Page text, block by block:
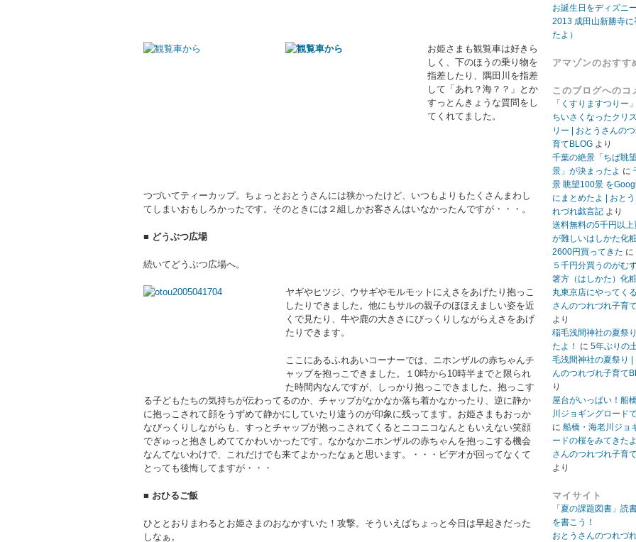
お姫さまも観覧車は好きら
しく、下のほうの乗り物を
指差したり、隅田川を指差
して「あれ？海？？」とか
すっとんきょうな質問をし
てくれてました。
つづいてティーカップ。ちょっとおとうさんには狭かったけど、いつもよりもたくさんまわし
てしまいおもしろかったです。そのときには２組しかお客さんはいなかったんですが・・・。
■ どうぶつ広場
続いてどうぶつ広場へ。
ヤギやヒツジ、ウサギやモルモットにえさをあげたり抱っこ
したりできました。他にもサルの親子のほほえましい姿を近
くで見たり、牛や鹿の大きさにびっくりしながらえさをあげ
たりできます。
ここにあるふれあいコーナーでは、ニホンザルの赤ちゃんチ
ャップを抱っこできました。１0時から10時半までと限られ
た時間内なんですが、しっかり抱っこできました。抱っこす
る子どもたちの気持ちが伝わってるのか、チャップがなかなか落ち着かなかったり、逆に静か
に抱っこされて顔をうずめて静かにしていたり違うのが印象に残ってます。お姫さまもおっか
なびっくりしながらも、すっとチャップが抱っこされてくるとニコニコなんともいえない笑顔
でぎゅっと抱きしめててかわいかったです。なかなかニホンザルの赤ちゃんを抱っこする機会
なんてないわけで、これだけでも来てよかったなぁと思います。・・・ビデオが回ってなくて
とっても後悔してますが・・・
■ おひるご飯
ひととおりまわるとお姫さまのおなかすいた！攻撃。そういえばちょっと今日は早起きだった
しなぁ。
お誕生日をディズニ
2013 成田山新勝寺
たよ）
アマゾンのおすす
このブログへのコ
「くすりますつりー
ちいさくなったクリ
リー | おとうさんの
育てBLOG より
千葉の絶景「ちば眺
景」が決まったよ に
景 眺望100景 を
にまとめたよ | おと
れづれ戯言記 より
送料無料の5千円以上
が難しいはしかた化
2600円買ってきた に
５千円分買うのがむ
箸方（はしかた）化
丸東京店にやってく
さんのつれづれ子育
より
稲毛浅間神社の夏祭
たよ！
に 5年ぶりの
毛浅間神社の夏祭り |
んのつれづれ子育て
り
屋台がいっぱい！船
川ジョギングロード
に 船橋・海老川ジョ
ードの桜をみてきた
さんのつれづれ子育
より
マイサイト
「夏の課題図書」読
を書こう！
おとうさんのつれづ